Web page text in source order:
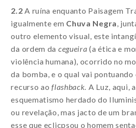
2.2 A ruína enquanto Paisagem
igualmente em Chuva Negra,
outro elemento visual, este
da ordem da cegueira (a ética e
violência humana), ocorrido no
da bomba, e o qual vai
recurso aoflashback. A Luz, aqui,
esquematismo herdado do
ou revelação, mas jacto de um
esse que eclicpsou o homem